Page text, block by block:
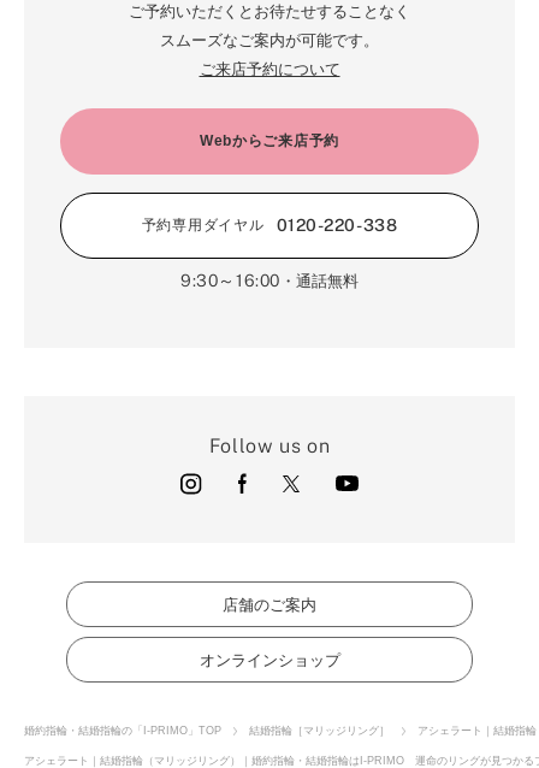
ご予約いただくとお待たせすることなく
スムーズなご案内が可能です。
ご来店予約について
Webからご来店予約
予約専用ダイヤル 0120-220-338
9:30～16:00 ・通話無料
Follow us on
店舗のご案内
オンラインショップ
婚約指輪・結婚指輪の「I-PRIMO」TOP 結婚指輪［マリッジリング］ アシェラート｜結婚指
アシェラート｜結婚指輪（マリッジリング）｜婚約指輪・結婚指輪はI-PRIMO 運命のリングが見つか